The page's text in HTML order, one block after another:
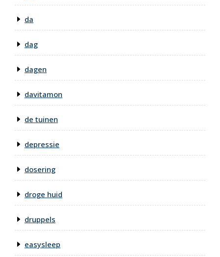
da
dag
dagen
davitamon
de tuinen
depressie
dosering
droge huid
druppels
easysleep